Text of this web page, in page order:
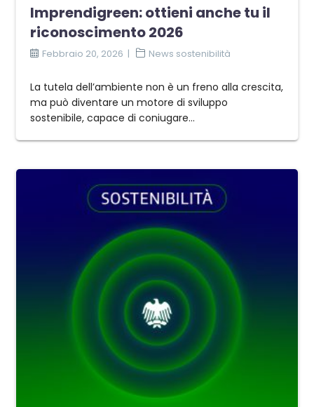
Imprendigreen: ottieni anche tu il
riconoscimento 2026
Febbraio 20, 2026 News sostenibilità
La tutela dell’ambiente non è un freno alla crescita,
ma può diventare un motore di sviluppo
sostenibile, capace di coniugare…